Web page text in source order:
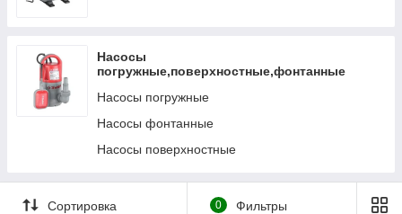
Насосы
погружные,поверхностные,фонтанные
Насосы погружные
Насосы фонтанные
Насосы поверхностные
Сортировка 0 Фильтры